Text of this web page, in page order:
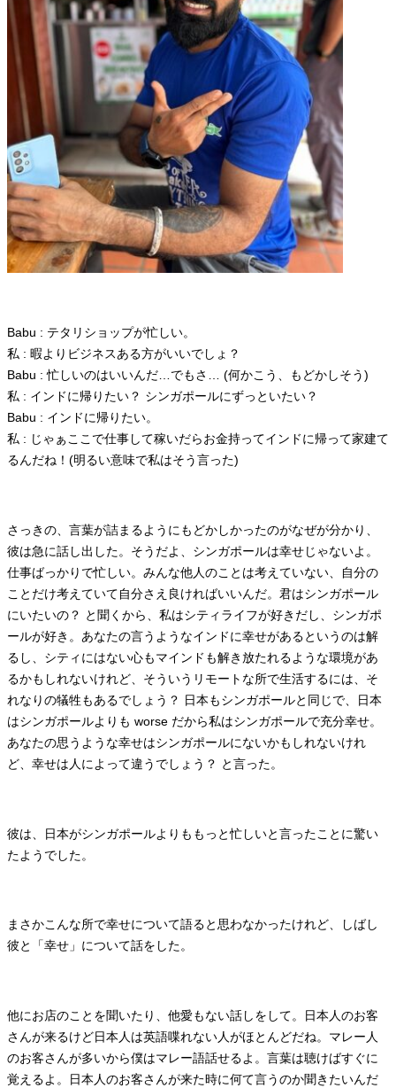
Babu : テタリショップが忙しい。
私 : 暇よりビジネスある方がいいでしょ？
Babu : 忙しいのはいいんだ…でもさ… (何かこう、もどかしそう)
私 : インドに帰りたい？ シンガポールにずっといたい？
Babu : インドに帰りたい。
私 : じゃぁここで仕事して稼いだらお金持ってインドに帰って家建て
るんだね！(明るい意味で私はそう言った)
さっきの、言葉が詰まるようにもどかしかったのがなぜが分かり、
彼は急に話し出した。そうだよ、シンガポールは幸せじゃないよ。
仕事ばっかりで忙しい。みんな他人のことは考えていない、自分の
ことだけ考えていて自分さえ良ければいいんだ。君はシンガポール
にいたいの？ と聞くから、私はシティライフが好きだし、シンガポ
ールが好き。あなたの言うようなインドに幸せがあるというのは解
るし、シティにはない心もマインドも解き放たれるような環境があ
るかもしれないけれど、そういうリモートな所で生活するには、そ
れなりの犠牲もあるでしょう？ 日本もシンガポールと同じで、日本
はシンガポールよりも worse だから私はシンガポールで充分幸せ。
あなたの思うような幸せはシンガポールにないかもしれないけれ
ど、幸せは人によって違うでしょう？ と言った。
彼は、日本がシンガポールよりももっと忙しいと言ったことに驚い
たようでした。
まさかこんな所で幸せについて語ると思わなかったけれど、しばし
彼と「幸せ」について話をした。
他にお店のことを聞いたり、他愛もない話しをして。日本人のお客
さんが来るけど日本人は英語喋れない人がほとんどだね。マレー人
のお客さんが多いから僕はマレー語話せるよ。言葉は聴けばすぐに
覚えるよ。日本人のお客さんが来た時に何て言うのか聞きたいんだ